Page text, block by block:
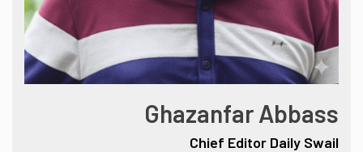
Ghazanfar Abbass
Chief Editor Daily Swail